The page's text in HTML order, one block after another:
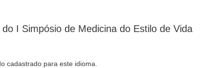
I Simpósio de Medicina do Estilo de Vida
cadastrado para este idioma.